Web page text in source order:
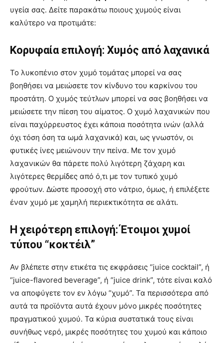
υγεία σας. Δείτε παρακάτω ποιους χυμούς είναι
καλύτερο να προτιμάτε:
Κορυφαία επιλογή: Χυμός από λαχανικά
Το λυκοπένιο στον χυμό τομάτας μπορεί να σας
βοηθήσει να μειώσετε τον κίνδυνο του καρκίνου του
προστάτη. Ο χυμός τεύτλων μπορεί να σας βοηθήσει να
μειώσετε την πίεση του αίματος. Ο χυμό λαχανικών που
είναι παχύρρευστος έχει κάποια ποσότητα ινών (αλλά
όχι τόση όση τα ωμά λαχανικά) και, ως γνωστόν, οι
φυτικές ίνες μειώνουν την πείνα. Με τον χυμό
λαχανικών θα πάρετε πολύ λιγότερη ζάχαρη και
λιγότερες θερμίδες από ό,τι με τον τυπικό χυμό
φρούτων. Δώστε προσοχή στο νάτριο, όμως, ή επιλέξετε
έναν χυμό με χαμηλή περιεκτικότητα σε αλάτι.
Η χειρότερη επιλογή: Έτοιμοι χυμοί
τύπου “κοκτέιλ”
Αν βλέπετε στην ετικέτα τις εκφράσεις “juice cocktail”, ή
“juice-flavored beverage”, ή “juice drink”, τότε είναι καλό
να αποφύγετε τον εν λόγω “χυμό”. Τα περισσότερα από
αυτά τα προϊόντα αυτά έχουν μόνο μικρές ποσότητες
πραγματικού χυμού. Τα κύρια συστατικά τους είναι
συνήθως νερό, μικρές ποσότητες του χυμού και κάποιο